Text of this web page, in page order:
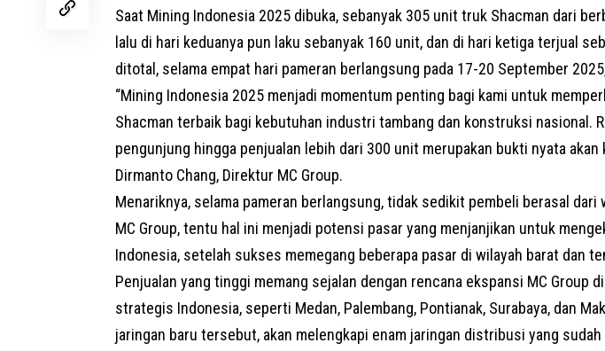
Saat Mining Indonesia 2025 dibuka, sebanyak 305 unit truk Shacman dari
lalu di hari keduanya pun laku sebanyak 160 unit, dan di hari ketiga terjual
ditotal, selama empat hari pameran berlangsung pada 17-20 September
“Mining Indonesia 2025 menjadi momentum penting bagi kami untuk
Shacman terbaik bagi kebutuhan industri tambang dan konstruksi nasional.
pengunjung hingga penjualan lebih dari 300 unit merupakan bukti nyata akan
Dirmanto Chang, Direktur MC Group.
Menariknya, selama pameran berlangsung, tidak sedikit pembeli berasal dari
MC Group, tentu hal ini menjadi potensi pasar yang menjanjikan untuk
Indonesia, setelah sukses memegang beberapa pasar di wilayah barat dan
Penjualan yang tinggi memang sejalan dengan rencana ekspansi MC Group
strategis Indonesia, seperti Medan, Palembang, Pontianak, Surabaya, dan
jaringan baru tersebut, akan melengkapi enam jaringan distribusi yang